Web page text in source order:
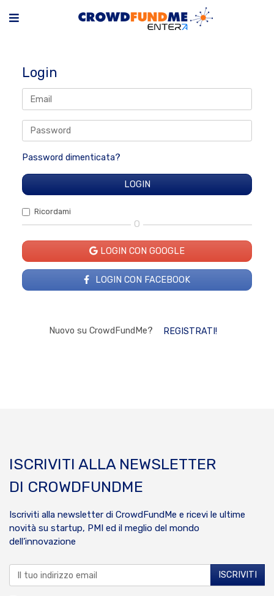
Login
Password dimenticata?
Ricordami
O
LOGIN CON GOOGLE
LOGIN CON FACEBOOK
Nuovo su CrowdFundMe? REGISTRATI!
ISCRIVITI ALLA NEWSLETTER
DI CROWDFUNDME
Iscriviti alla newsletter di CrowdFundMe e ricevi le ultime
novità su startup, PMI ed il meglio del mondo
dell’innovazione